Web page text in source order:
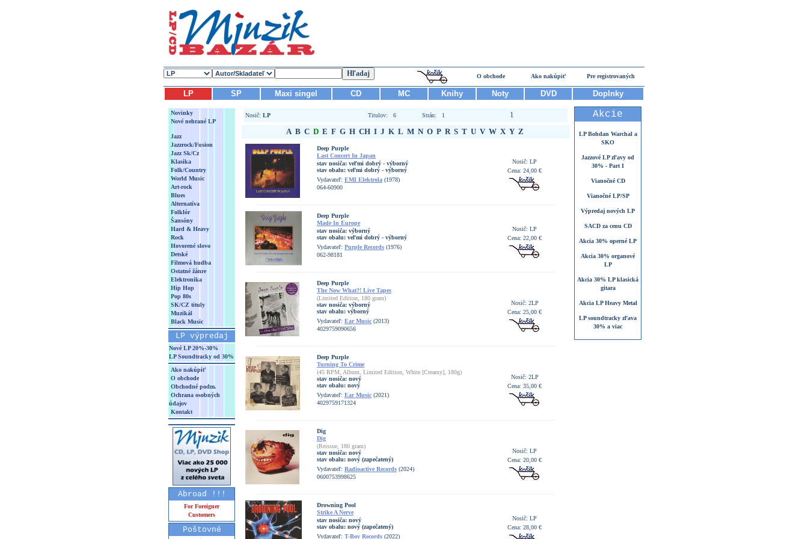
O obchode Ako nakúpiť Pre registrovaných
LP SP Maxi singel CD MC Knihy Noty DVD Doplnky
Novinky
Nové nehrané LP
Jazz
Jazzrock/Fusion
Jazz Sk/Cz
Klasika
Folk/Country
World Music
Art-rock
Blues
Alternatíva
Folklór
Šansóny
Hard & Heavy
Rock
Hovorené slovo
Detské
Filmová hudba
Ostatné žánre
Elektronika
Hip Hop
Pop 80s
SK/CZ tituly
Muzikál
Black Music
LP výpredaj
Nové LP 20%-30%
LP Soundtracky od 30%
Ako nakúpiť
O obchode
Obchodné podm.
Ochrana osobných
údajov
Kontakt
Abroad !!!
For Foreigner
Customers
Poštovné
Nosič: LP Titulov: 6 Strán: 1
1
A B C D E F G H CH I J K L M N O P R S T U V W X Y Z
Deep Purple
Last Concert In Japan
stav nosiča: veľmi dobrý - výborný
stav obalu: veľmi dobrý - výborný
Vydavateľ: EMI Elektrola (1978)
064-60900
Nosič: LP
Cena: 24,00 €
Deep Purple
Made In Europe
stav nosiča: výborný
stav obalu: veľmi dobrý - výborný
Vydavateľ: Purple Records (1976)
062-98181
Nosič: LP
Cena: 22,00 €
Deep Purple
The Now What?! Live Tapes
(Limited Edition, 180 gram)
stav nosiča: výborný
stav obalu: výborný
Vydavateľ: Ear Music (2013)
4029759090656
Nosič: 2LP
Cena: 25,00 €
Deep Purple
Turning To Crime
(45 RPM, Album, Limited Edition, White [Creamy], 180g)
stav nosiča: nový
stav obalu: nový
Vydavateľ: Ear Music (2021)
4029759171324
Nosič: 2LP
Cena: 35,00 €
Dig
Dig
(Reissue, 180 gram)
stav nosiča: nový
stav obalu: nový (zapečatený)
Vydavateľ: Radioactive Records (2024)
0600753998625
Nosič: LP
Cena: 20,00 €
Drowning Pool
Strike A Nerve
stav nosiča: nový
stav obalu: nový (zapečatený)
Vydavateľ: T-Boy Records (2022)
Nosič: LP
Cena: 28,00 €
Akcie
LP Bohdan Warchal a
SKO
Jazzové LP zľavy od
30% - Part I
Vianočné CD
Vianočné LP/SP
Výpredaj nových LP
SACD za cenu CD
Akcia 30% operné LP
Akcia 30% organové
LP
Akcia 30% LP klasická
gitara
Akcia LP Heavy Metal
LP soundtracky zľava
30% a viac